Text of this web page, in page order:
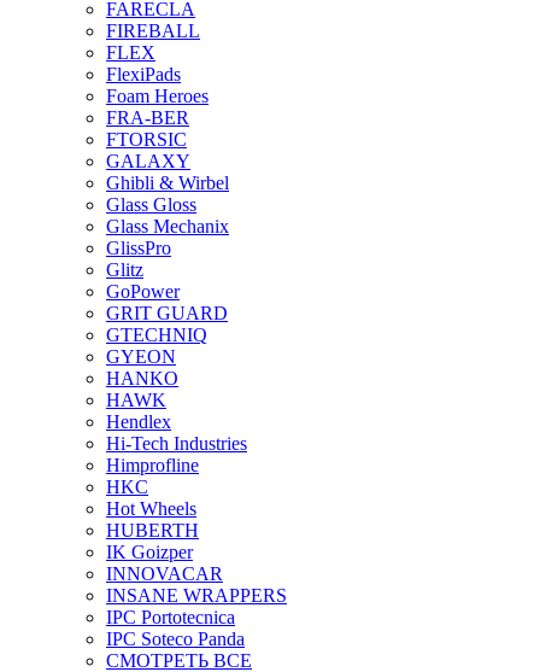
FARECLA
FIREBALL
FLEX
FlexiPads
Foam Heroes
FRA-BER
FTORSIC
GALAXY
Ghibli & Wirbel
Glass Gloss
Glass Mechanix
GlissPro
Glitz
GoPower
GRIT GUARD
GTECHNIQ
GYEON
HANKO
HAWK
Hendlex
Hi-Tech Industries
Himprofline
HKC
Hot Wheels
HUBERTH
IK Goizper
INNOVACAR
INSANE WRAPPERS
IPC Portotecnica
IPC Soteco Panda
СМОТРЕТЬ ВСЕ